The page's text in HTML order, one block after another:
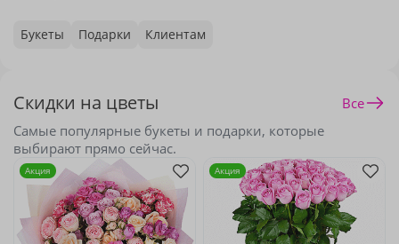
Букеты Подарки Клиентам
Скидки на цветы
Самые популярные букеты и подарки, которые
выбирают прямо сейчас.
Все
Акция Акция